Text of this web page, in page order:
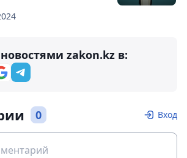
zakon.kz в:
0 Вход